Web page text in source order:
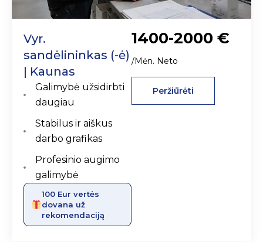
Vyr.
sandėlininkas (-ė)
| Kaunas
Galimybė užsidirbti
daugiau
Stabilus ir aiškus
darbo grafikas
Profesinio augimo
galimybė
100 Eur vertės
dovana už
rekomendaciją
1400-2000 €
/Mėn. Neto
Peržiūrėti